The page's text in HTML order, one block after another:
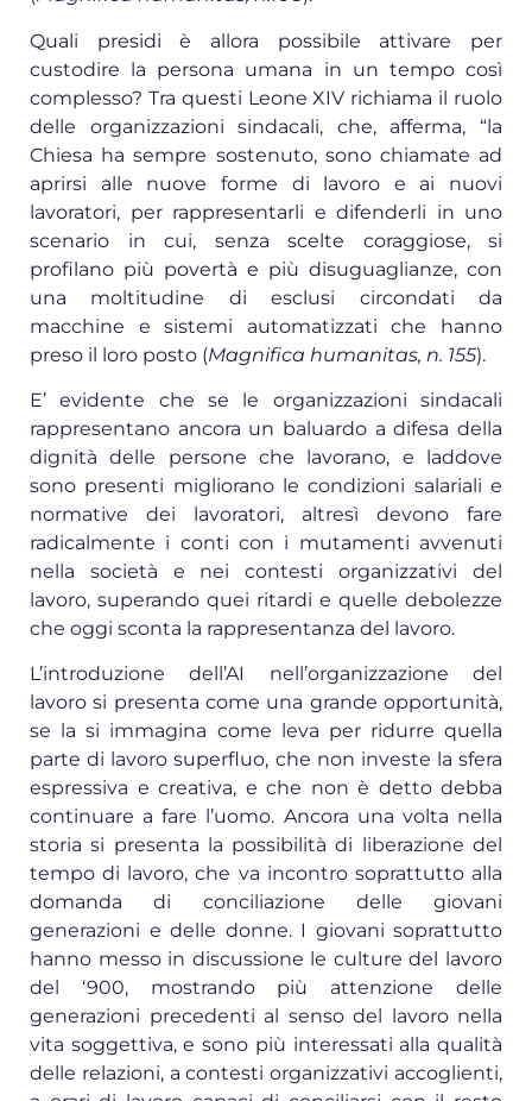
Quali presidi è allora possibile attivare per
custodire la persona umana in un tempo così
complesso? Tra questi Leone XIV richiama il ruolo
delle organizzazioni sindacali, che, afferma, “la
Chiesa ha sempre sostenuto, sono chiamate ad
aprirsi alle nuove forme di lavoro e ai nuovi
lavoratori, per rappresentarli e difenderli in uno
scenario in cui, senza scelte coraggiose, si
profilano più povertà e più disuguaglianze, con
una moltitudine di esclusi circondati da
macchine e sistemi automatizzati che hanno
preso il loro posto (Magnifica humanitas, n. 155).
E’ evidente che se le organizzazioni sindacali
rappresentano ancora un baluardo a difesa della
dignità delle persone che lavorano, e laddove
sono presenti migliorano le condizioni salariali e
normative dei lavoratori, altresì devono fare
radicalmente i conti con i mutamenti avvenuti
nella società e nei contesti organizzativi del
lavoro, superando quei ritardi e quelle debolezze
che oggi sconta la rappresentanza del lavoro.
L’introduzione dell’AI nell’organizzazione del
lavoro si presenta come una grande opportunità,
se la si immagina come leva per ridurre quella
parte di lavoro superfluo, che non investe la sfera
espressiva e creativa, e che non è detto debba
continuare a fare l’uomo. Ancora una volta nella
storia si presenta la possibilità di liberazione del
tempo di lavoro, che va incontro soprattutto alla
domanda di conciliazione delle giovani
generazioni e delle donne. I giovani soprattutto
hanno messo in discussione le culture del lavoro
del ‘900, mostrando più attenzione delle
generazioni precedenti al senso del lavoro nella
vita soggettiva, e sono più interessati alla qualità
delle relazioni, a contesti organizzativi accoglienti,